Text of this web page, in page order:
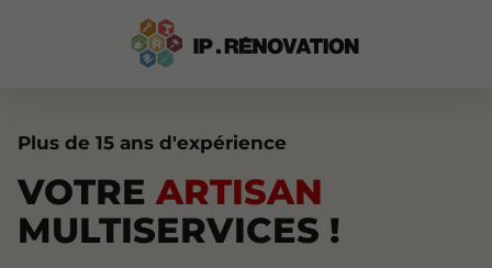
Plus de 15 ans d'expérience
VOTRE ARTISAN
MULTISERVICES !